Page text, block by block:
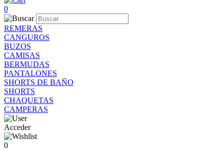
0
REMERAS
CANGUROS
BUZOS
CAMISAS
BERMUDAS
PANTALONES
SHORTS DE BAÑO
SHORTS
CHAQUETAS
CAMPERAS
Acceder
0